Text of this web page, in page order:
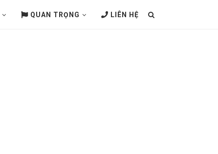
QUAN TRỌNG LIÊN HỆ